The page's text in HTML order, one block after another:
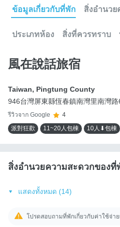
ข้อมูลเกี่ยวกับที่พัก สิ่งอำนว
ประเภทห้อง สิ่งที่ควรทราบ
風在說話旅宿
Taiwan, Pingtung County
946台灣屏東縣恆春鎮南灣里南灣路
รีวิวจาก Google
4
派對狂歡
11~20人包棟 10人⬇包棟
สิ่งอำนวยความสะดวกของที่
แสดงทั้งหมด (14)
โปรดสอบถามที่พักเกี่ยวกับค่าใช้จ่าย